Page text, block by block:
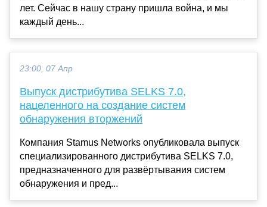
лет. Сейчас в нашу страну пришла война, и мы
каждый день...
23:00, 07 Апр
Выпуск дистрибутива SELKS 7.0,
нацеленного на создание систем
обнаружения вторжений
Компания Stamus Networks опубликовала выпуск
специализированного дистрибутива SELKS 7.0,
предназначенного для развёртывания систем
обнаружения и пред...